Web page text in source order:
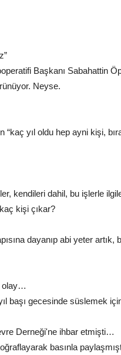
Başkanı Sabahattin
Neyse.
yıl oldu hep ayni kişi,
kendileri dahil, bu işlerle
kişi çıkar?
dayanıp abi yeter artık,
olay…
başı gecesinde süslemek
Derneği'ne ihbar etmişti…
basınla